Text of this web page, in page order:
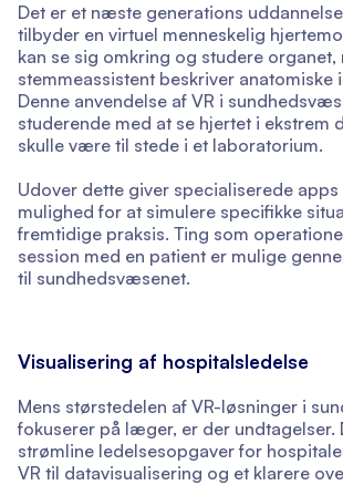
Det er et næste generations
tilbyder en virtuel menneskelig
kan se sig omkring og studere organet,
stemmeassistent beskriver anatomiske
Denne anvendelse af VR i
studerende med at se hjertet i ekstrem
skulle være til stede i et laboratorium.
Udover dette giver specialiserede
mulighed for at simulere specifikke
fremtidige praksis. Ting som
session med en patient er mulige
til sundhedsvæsenet.
Visualisering af hospitalsledelse
Mens størstedelen af VR-løsninger i
fokuserer på læger, er der undtagelser.
strømline ledelsesopgaver for
VR til datavisualisering og et klarere